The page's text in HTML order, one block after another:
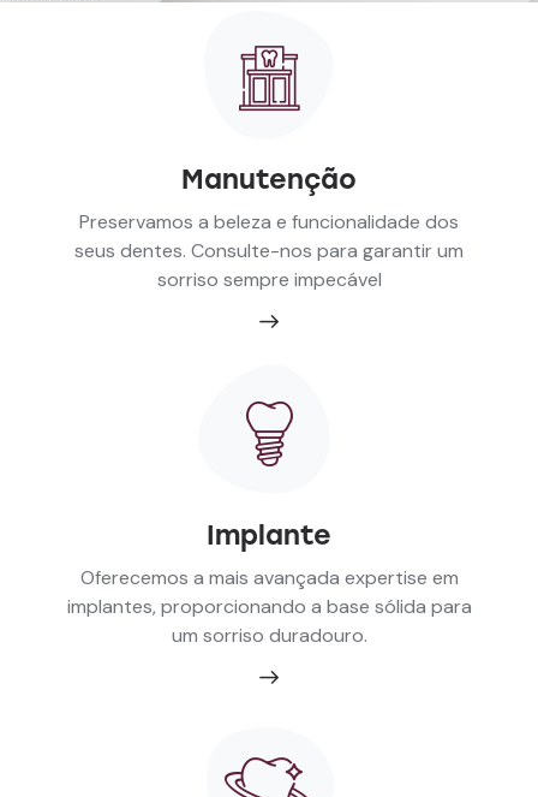
Manutenção
Preservamos a beleza e funcionalidade dos
seus dentes. Consulte-nos para garantir um
sorriso sempre impecável
Implante
Oferecemos a mais avançada expertise em
implantes, proporcionando a base sólida para
um sorriso duradouro.